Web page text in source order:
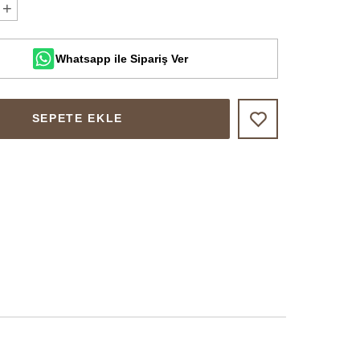
+
Whatsapp ile Sipariş Ver
SEPETE EKLE